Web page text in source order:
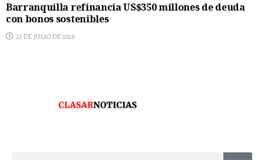
Barranquilla refinancia US$350 millones de deuda
con bonos sostenibles
23 DE JULIO DE 2026